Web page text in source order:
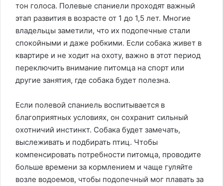
тон голоса. Полевые спаниели проходят важный
этап развития в возрасте от 1 до 1,5 лет. Многие
владельцы заметили, что их подопечные стали
спокойными и даже робкими. Если собака живет в
квартире и не ходит на охоту, важно в этот период
переключить внимание питомца на спорт или
другие занятия, где собака будет полезна.
Если полевой спаниель воспитывается в
благоприятных условиях, он сохранит сильный
охотничий инстинкт. Собака будет замечать,
выслеживать и подбирать птиц. Чтобы
компенсировать потребности питомца, проводите
больше времени за кормлением и чаще гуляйте
возле водоемов, чтобы подопечный мог плавать за